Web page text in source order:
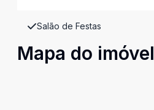
Salão de Festas
Mapa do imóvel